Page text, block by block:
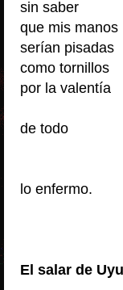
sin saber
que mis manos
serían pisadas
como tornillos
por la valentía
de todo
lo enfermo.
El salar de